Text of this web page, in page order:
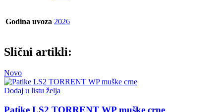
Godina uvoza 2026
Slični artikli:
Novo
Dodaj u listu želja
Patike LS2 TORRENT WP muške crne